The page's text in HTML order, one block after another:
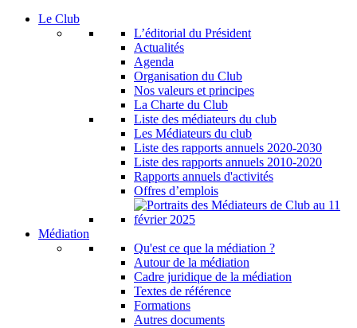
Le Club
L’éditorial du Président
Actualités
Agenda
Organisation du Club
Nos valeurs et principes
La Charte du Club
Liste des médiateurs du club
Les Médiateurs du club
Liste des rapports annuels 2020-2030
Liste des rapports annuels 2010-2020
Rapports annuels d'activités
Offres d’emplois
Médiation
Qu'est ce que la médiation ?
Autour de la médiation
Cadre juridique de la médiation
Textes de référence
Formations
Autres documents